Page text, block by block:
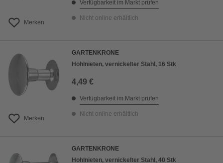
Merken
Verfügbarkeit im Markt prüfen
Nicht online erhältlich
Merken
GARTENKRONE
Hohlnieten, vernickelter Stahl, 16 Stk
4,49 €
Verfügbarkeit im Markt prüfen
Nicht online erhältlich
GARTENKRONE
Hohlnieten, vernickelter Stahl, 40 Stk